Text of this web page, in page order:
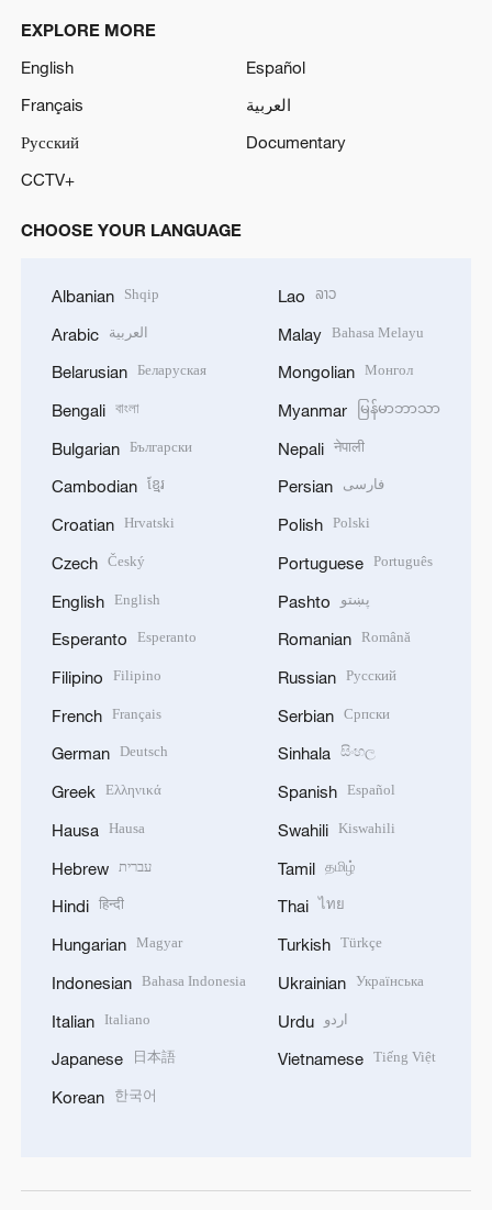
EXPLORE MORE
English
Español
Français
العربية
Русский
Documentary
CCTV+
CHOOSE YOUR LANGUAGE
Albanian Shqip
Arabic العربية
Belarusian Беларуская
Bengali বাংলা
Bulgarian Български
Cambodian ខ្មែរ
Croatian Hrvatski
Czech Český
English English
Esperanto Esperanto
Filipino Filipino
French Français
German Deutsch
Greek Ελληνικά
Hausa Hausa
Hebrew עברית
Hindi हिन्दी
Hungarian Magyar
Indonesian Bahasa Indonesia
Italian Italiano
Japanese 日本語
Korean 한국어
Lao ລາວ
Malay Bahasa Melayu
Mongolian Монгол
Myanmar မြန်မာဘာသာ
Nepali नेपाली
Persian فارسی
Polish Polski
Portuguese Português
Pashto پښتو
Romanian Română
Russian Русский
Serbian Српски
Sinhala සිංහල
Spanish Español
Swahili Kiswahili
Tamil தமிழ்
Thai ไทย
Turkish Türkçe
Ukrainian Українська
Urdu اردو
Vietnamese Tiếng Việt